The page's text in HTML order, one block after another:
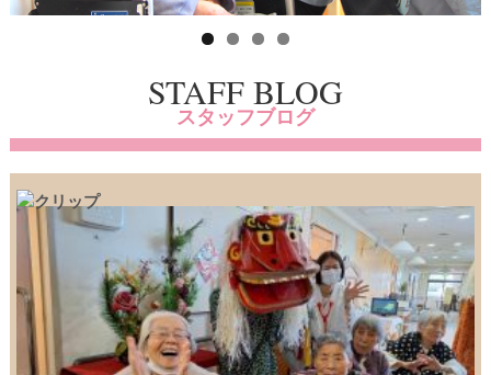
STAFF BLOG
スタッフブログ